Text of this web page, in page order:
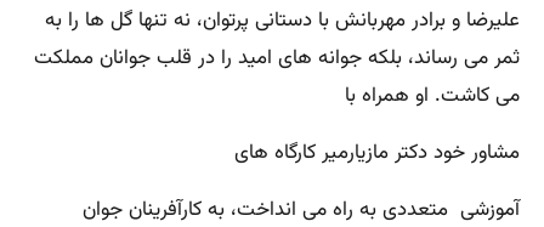
علیرضا و برادر مهربانش با دستانی پرتوان، نه تنها گل ها را به
ثمر می رساند، بلکه جوانه های امید را در قلب جوانان مملکت
می کاشت. او همراه با
مشاور خود دکتر مازیارمیر کارگاه های
آموزشی متعددی به راه می انداخت، به کارآفرینان جوان